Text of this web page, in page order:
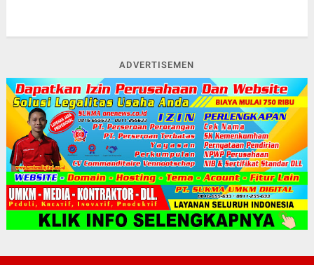
ADVERTISEMEN